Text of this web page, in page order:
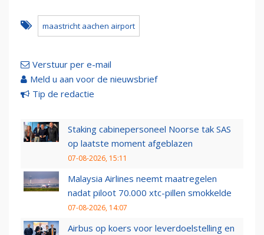
maastricht aachen airport
Verstuur per e-mail
Meld u aan voor de nieuwsbrief
Tip de redactie
Staking cabinepersoneel Noorse tak SAS
op laatste moment afgeblazen
07-08-2026, 15:11
Malaysia Airlines neemt maatregelen
nadat piloot 70.000 xtc-pillen smokkelde
07-08-2026, 14:07
Airbus op koers voor leverdoelstelling en